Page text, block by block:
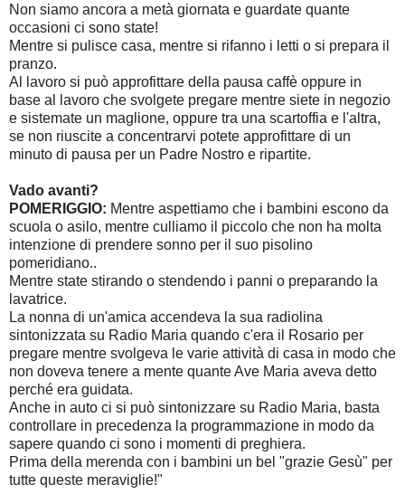
Non siamo ancora a metà giornata e guardate quante
occasioni ci sono state!
Mentre si pulisce casa, mentre si rifanno i letti o si prepara il
pranzo.
Al lavoro si può approfittare della pausa caffè oppure in
base al lavoro che svolgete pregare mentre siete in negozio
e sistemate un maglione, oppure tra una scartoffia e l'altra,
se non riuscite a concentrarvi potete approfittare di un
minuto di pausa per un Padre Nostro e ripartite.
Vado avanti?
POMERIGGIO: Mentre aspettiamo che i bambini escono da
scuola o asilo, mentre culliamo il piccolo che non ha molta
intenzione di prendere sonno per il suo pisolino
pomeridiano..
Mentre state stirando o stendendo i panni o preparando la
lavatrice.
La nonna di un'amica accendeva la sua radiolina
sintonizzata su Radio Maria quando c'era il Rosario per
pregare mentre svolgeva le varie attività di casa in modo che
non doveva tenere a mente quante Ave Maria aveva detto
perché era guidata.
Anche in auto ci si può sintonizzare su Radio Maria, basta
controllare in precedenza la programmazione in modo da
sapere quando ci sono i momenti di preghiera.
Prima della merenda con i bambini un bel "grazie Gesù" per
tutte queste meraviglie!"